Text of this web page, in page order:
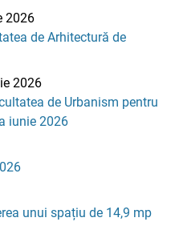
2026
de Arhitectură de
2026
de Urbanism pentru
iunie 2026
unui spațiu de 14,9 mp